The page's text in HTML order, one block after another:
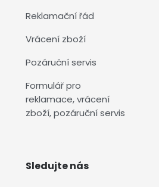
Reklamační řád
Vrácení zboží
Pozáruční servis
Formulář pro
reklamace, vrácení
zboží, pozáruční servis
Sledujte nás